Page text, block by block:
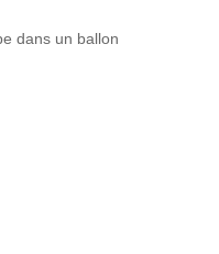
dans un ballon